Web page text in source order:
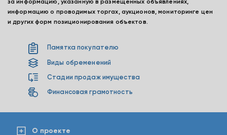
за информацию, указанную в размещенных объявлениях,
информацию о проводимых торгах, аукционов, мониторинге цен
и других форм позиционирования объектов.
Памятка покупателю
Виды обременений
Стадии продаж имущества
Финансовая грамотность
О проекте